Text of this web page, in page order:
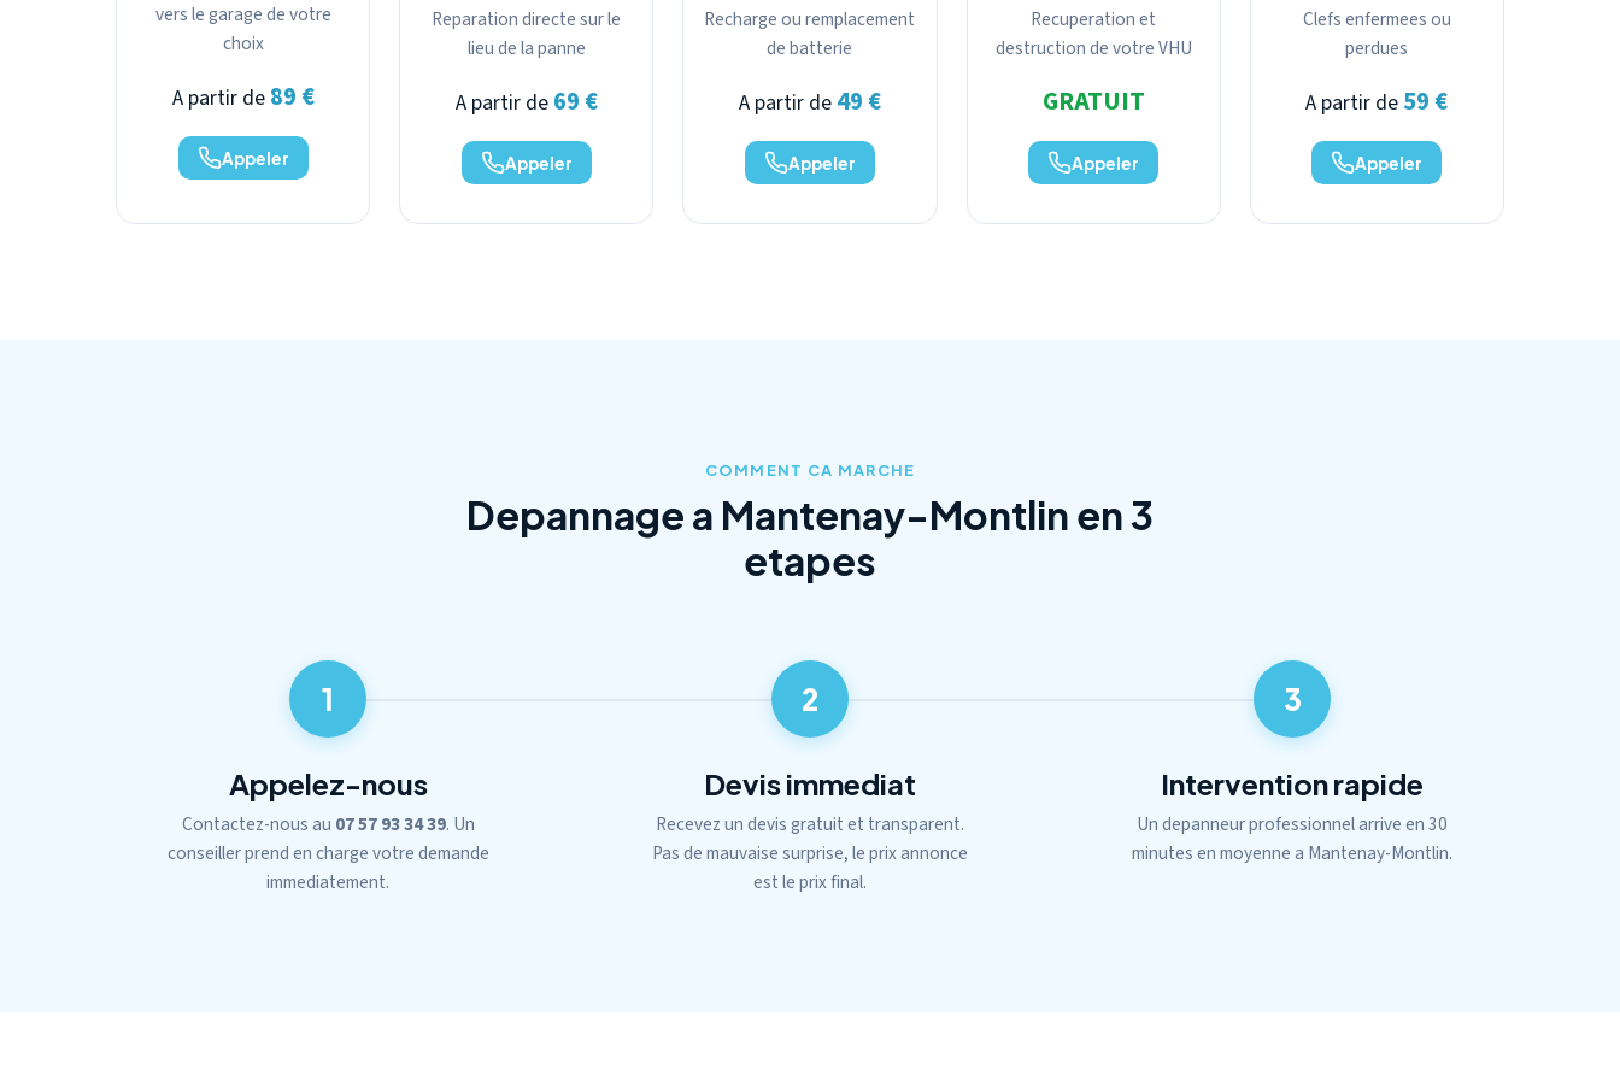
vers le garage de votre
choix
A partir de 89 €
Appeler
Reparation directe sur le
lieu de la panne
A partir de 69 €
Appeler
Recharge ou remplacement
de batterie
A partir de 49 €
Appeler
Recuperation et
destruction de votre VHU
GRATUIT
Appeler
Clefs enfermees ou
perdues
A partir de 59 €
Appeler
COMMENT CA MARCHE
Depannage a Mantenay-Montlin en 3
etapes
1
Appelez-nous
Contactez-nous au 07 57 93 34 39. Un
conseiller prend en charge votre demande
immediatement.
2
Devis immediat
Recevez un devis gratuit et transparent.
Pas de mauvaise surprise, le prix annonce
est le prix final.
3
Intervention rapide
Un depanneur professionnel arrive en 30
minutes en moyenne a Mantenay-Montlin.